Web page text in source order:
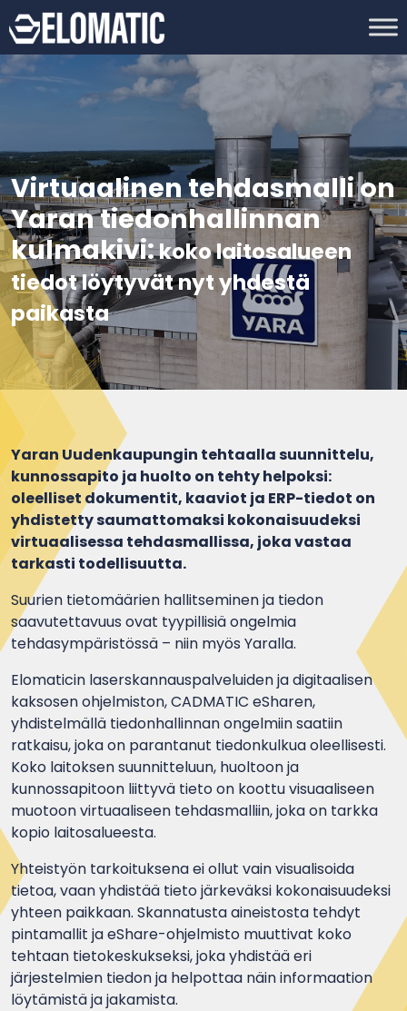
Virtuaalinen tehdasmalli on
Yaran tiedonhallinnan
kulmakivi:koko laitosalueen
tiedot löytyvät nyt yhdestä
paikasta
Yaran Uudenkaupungin tehtaalla suunnittelu,
kunnossapito ja huolto on tehty helpoksi:
oleelliset dokumentit, kaaviot ja ERP-tiedot on
yhdistetty saumattomaksi kokonaisuudeksi
virtuaalisessa tehdasmallissa, joka vastaa
tarkasti todellisuutta.
Suurien tietomäärien hallitseminen ja tiedon
saavutettavuus ovat tyypillisiä ongelmia
tehdasympäristössä – niin myös Yaralla.
Elomaticin laserskannauspalveluiden ja digitaalisen
kaksosen ohjelmiston, CADMATIC eSharen,
yhdistelmällä tiedonhallinnan ongelmiin saatiin
ratkaisu, joka on parantanut tiedonkulkua oleellisesti.
Koko laitoksen suunnitteluun, huoltoon ja
kunnossapitoon liittyvä tieto on koottu visuaaliseen
muotoon virtuaaliseen tehdasmalliin, joka on tarkka
kopio laitosalueesta.
Yhteistyön tarkoituksena ei ollut vain visualisoida
tietoa, vaan yhdistää tieto järkeväksi kokonaisuudeksi
yhteen paikkaan. Skannatusta aineistosta tehdyt
pintamallit ja eShare-ohjelmisto muuttivat koko
tehtaan tietokeskukseksi, joka yhdistää eri
järjestelmien tiedon ja helpottaa näin informaation
löytämistä ja jakamista.